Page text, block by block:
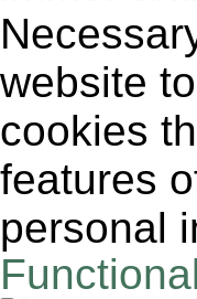
website
cookies
features
personal
Functional